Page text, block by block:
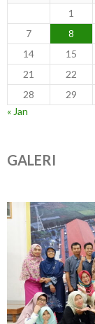
1
7
8
14
15
21
22
28
29
« Jan
GALERI